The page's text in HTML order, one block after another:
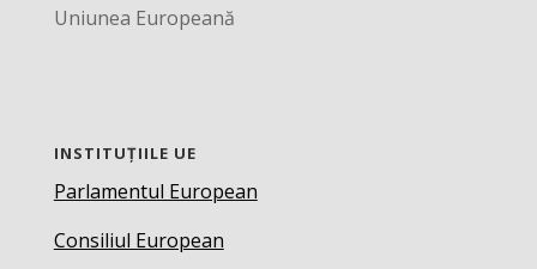
Uniunea Europeană
INSTITUȚIILE UE
Parlamentul European
Consiliul European